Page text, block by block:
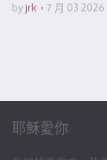
byjrk 7 月 03 2026
耶穌愛你